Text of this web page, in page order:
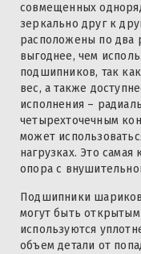
совмещенных
зеркально друг к
расположены по два
выгоднее, чем
подшипников, так
вес, а также
исполнения –
четырехточечным
может
нагрузках. Это
опора с
Подшипники
могут быть
используются
объем детали от